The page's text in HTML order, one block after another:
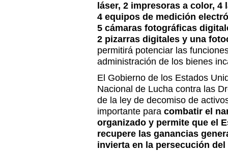
láser, 2 impresoras a color, 4
4 equipos de medición
5 cámaras fotográficas
2 pizarras digitales y una
permitirá potenciar las
administración de los bienes
El Gobierno de los Estados
Nacional de Lucha contra las
de la ley de decomiso de
importante para combatir el
organizado y permite que el
recupere las ganancias
invierta en la persecución